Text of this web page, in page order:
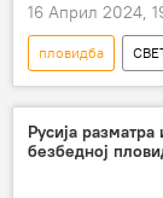
16 Април 2024,
пловидба
САД
Џозеф Бајден
Русија разматра
безбедној